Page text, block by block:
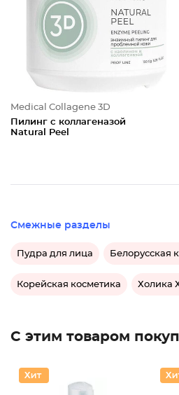
Medical Collagene 3D
Пилинг с коллагеназой
Natural Peel
Смежные разделы
Пудра для лица Белорусская
Корейская косметика Холика
С этим товаром